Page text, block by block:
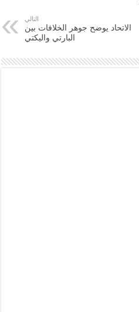
التالي
الاتحاد يوضح جوهر الخلافات بين
البارتي واليكتي